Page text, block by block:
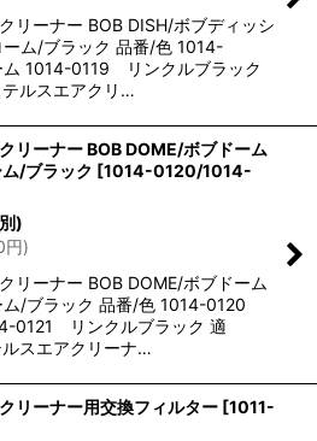
リーナー BOB DISH/ボブディッシ
ーム/ブラック 品番/色 1014-
1014-0119 リンクルブラック
ルスエアクリ…
リーナー BOB DOME/ボブドーム
/ブラック [1014-0120/1014-
)
円)
リーナー BOB DOME/ボブドーム
ム/ブラック 品番/色 1014-0120
0121 リンクルブラック 適
スエアクリーナ…
リーナー用交換フィルター [1011-